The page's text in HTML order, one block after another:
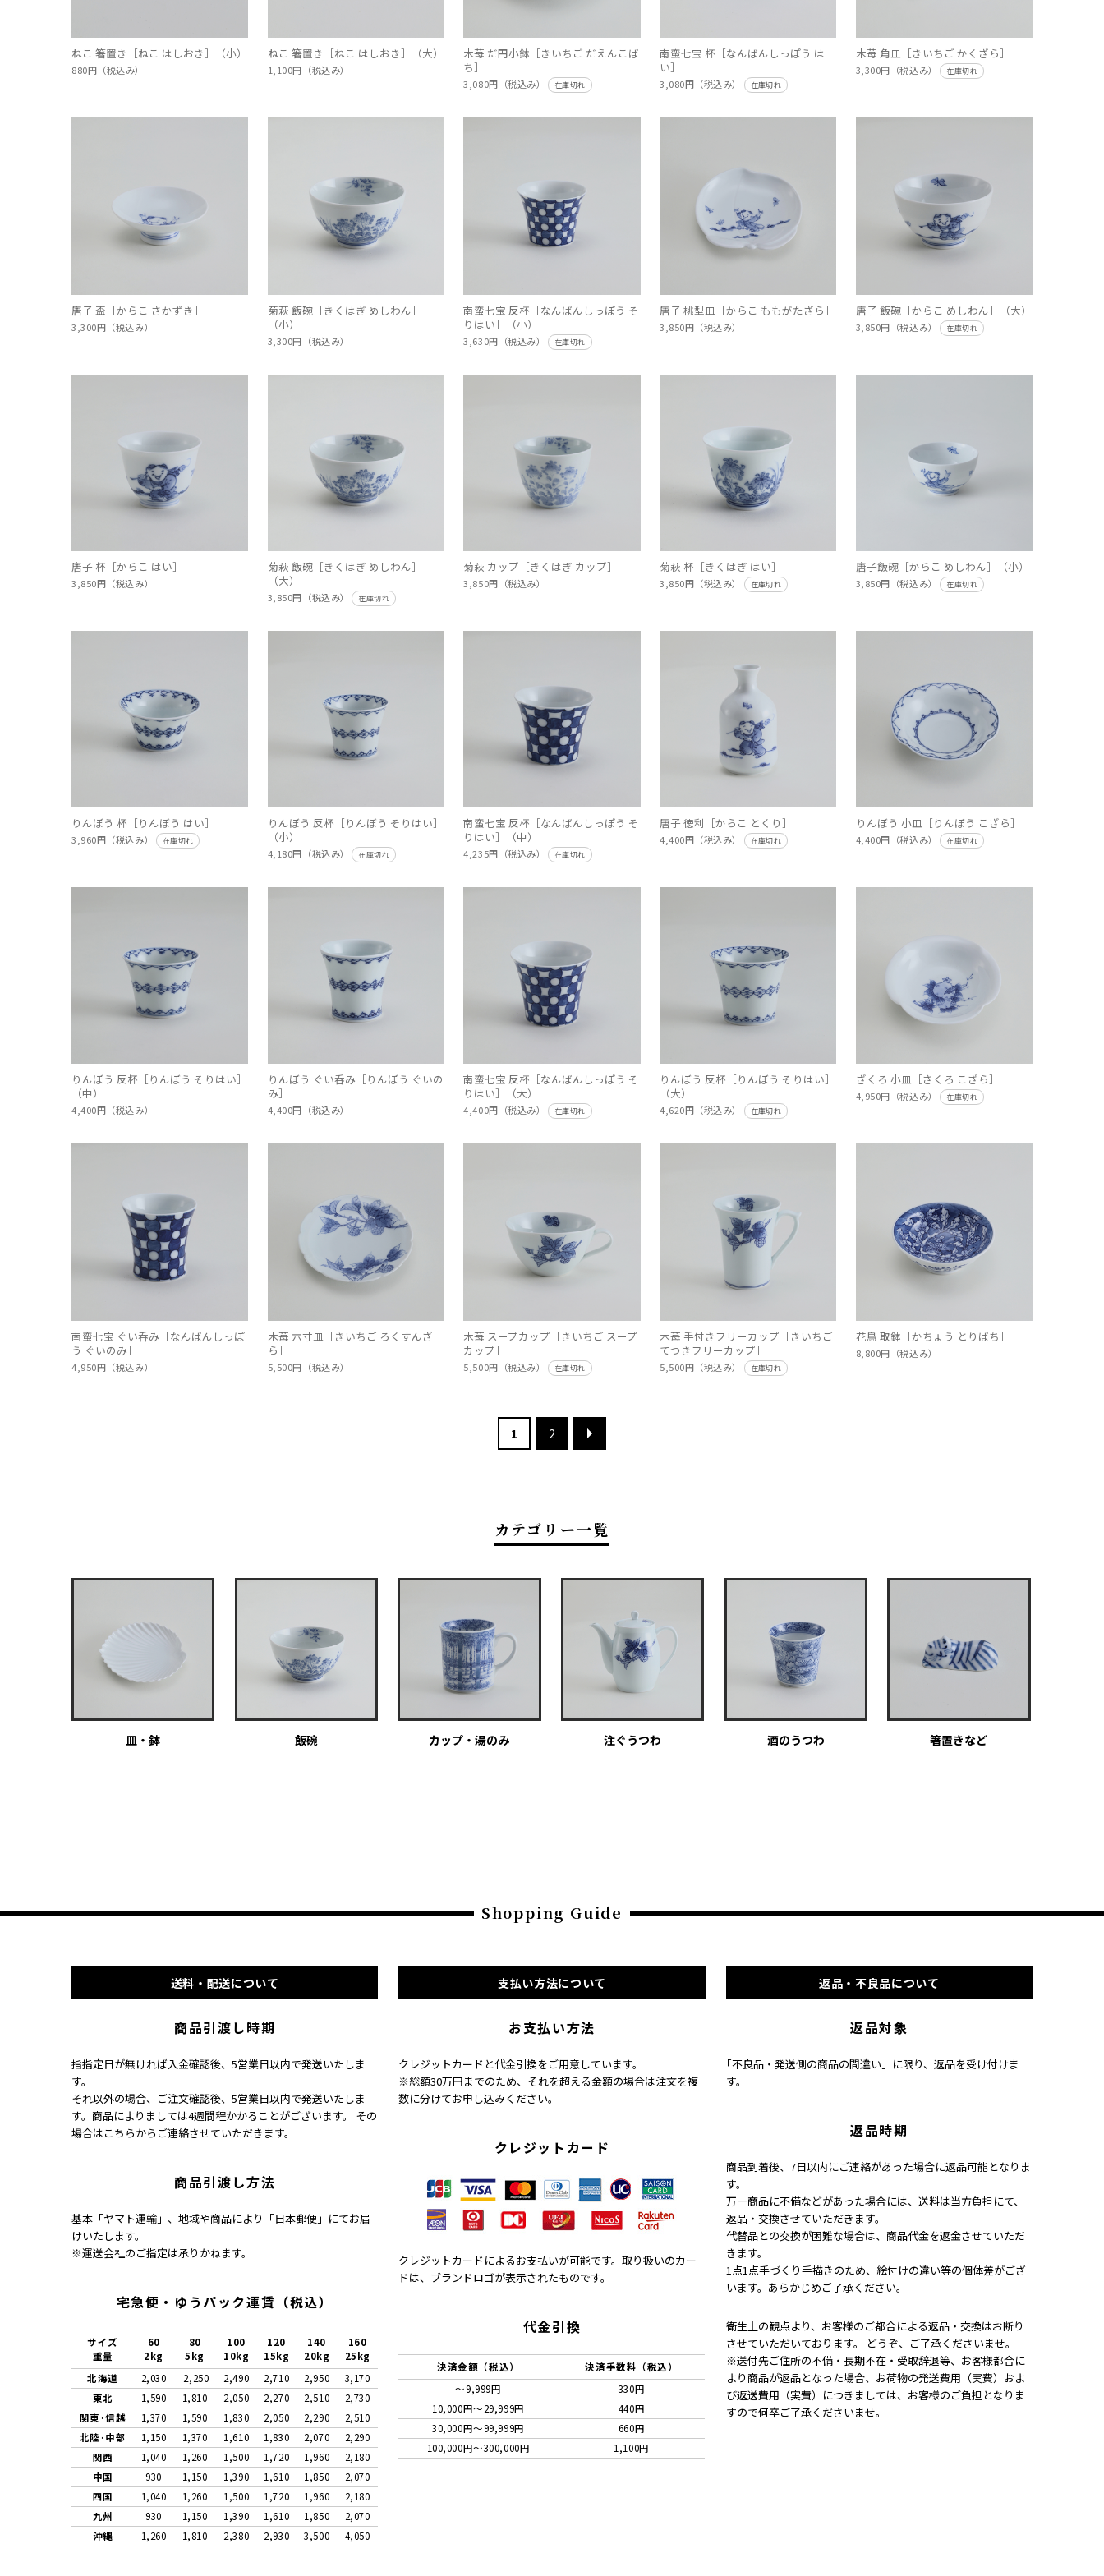
ねこ 箸置き［ねこ はしおき］（小）
880円（税込み）
ねこ 箸置き［ねこ はしおき］（大）
1,100円（税込み）
木苺 だ円小鉢［きいちご だえんこば
ち］
3,080円（税込み） 在庫切れ
南蛮七宝 杯［なんばんしっぽう は
い］
3,080円（税込み） 在庫切れ
木苺 角皿［きいちご かくざら］
3,300円（税込み） 在庫切れ
唐子 盃［からこ さかずき］
3,300円（税込み）
菊萩 飯碗［きくはぎ めしわん］
（小）
3,300円（税込み）
南蛮七宝 反杯［なんばんしっぽう そ
りはい］（小）
3,630円（税込み） 在庫切れ
唐子 桃型皿［からこ ももがたざら］
3,850円（税込み）
唐子 飯碗［からこ めしわん］（大）
3,850円（税込み） 在庫切れ
唐子 杯［からこ はい］
3,850円（税込み）
菊萩 飯碗［きくはぎ めしわん］
（大）
3,850円（税込み） 在庫切れ
菊萩 カップ［きくはぎ カップ］
3,850円（税込み）
菊萩 杯［きくはぎ はい］
3,850円（税込み） 在庫切れ
唐子飯碗［からこ めしわん］（小）
3,850円（税込み） 在庫切れ
りんぼう 杯［りんぼう はい］
3,960円（税込み） 在庫切れ
りんぼう 反杯［りんぼう そりはい］
（小）
4,180円（税込み） 在庫切れ
南蛮七宝 反杯［なんばんしっぽう そ
りはい］（中）
4,235円（税込み） 在庫切れ
唐子 徳利［からこ とくり］
4,400円（税込み） 在庫切れ
りんぼう 小皿［りんぼう こざら］
4,400円（税込み） 在庫切れ
りんぼう 反杯［りんぼう そりはい］
（中）
4,400円（税込み）
りんぼう ぐい呑み［りんぼう ぐいの
み］
4,400円（税込み）
南蛮七宝 反杯［なんばんしっぽう そ
りはい］（大）
4,400円（税込み） 在庫切れ
りんぼう 反杯［りんぼう そりはい］
（大）
4,620円（税込み） 在庫切れ
ざくろ 小皿［さくろ こざら］
4,950円（税込み） 在庫切れ
南蛮七宝 ぐい呑み［なんばんしっぽ
う ぐいのみ］
4,950円（税込み）
木苺 六寸皿［きいちご ろくすんざ
ら］
5,500円（税込み）
木苺 スープカップ［きいちご スープ
カップ］
5,500円（税込み） 在庫切れ
木苺 手付きフリーカップ［きいちご
てつきフリーカップ］
5,500円（税込み） 在庫切れ
花鳥 取鉢［かちょう とりばち］
8,800円（税込み）
1 2
カテゴリー一覧
皿・鉢 飯碗 カップ・湯のみ 注ぐうつわ 酒のうつわ 箸置きなど
Shopping Guide
送料・配送について
商品引渡し時期
指指定日が無ければ入金確認後、5営業日以内で発送いたしま
す。
それ以外の場合、ご注文確認後、5営業日以内で発送いたしま
す。商品によりましては4週間程かかることがございます。 その
場合はこちらからご連絡させていただきます。
商品引渡し方法
基本「ヤマト運輸」、地域や商品により「日本郵便」にてお届
けいたします。
※運送会社のご指定は承りかねます。
宅急便・ゆうパック運賃（税込）
サイズ
重量
60
2kg
80
5kg
100
10kg
120
15kg
140
20kg
160
25kg
北海道
2,030 2,250 2,490 2,710 2,950
3,170
東北
1,590 1,810 2,050 2,270 2,510
2,730
関東･信越
1,370 1,590 1,830 2,050 2,290
2,510
北陸･中部
1,150 1,370 1,610 1,830 2,070
2,290
関西
1,040 1,260 1,500 1,720 1,960
2,180
中国
930 1,150 1,390 1,610 1,850
2,070
四国
1,040 1,260 1,500 1,720 1,960
2,180
九州
930 1,150 1,390 1,610 1,850
2,070
沖縄
1,260 1,810 2,380 2,930 3,500 4,050
支払い方法について
お支払い方法
クレジットカードと代金引換をご用意しています。
※総額30万円までのため、それを超える金額の場合は注文を複
数に分けてお申し込みください。
クレジットカード
クレジットカードによるお支払いが可能です。取り扱いのカー
ドは、ブランドロゴが表示されたものです。
代金引換
決済金額（税込）
決済手数料（税込）
～9,999円
330円
10,000円〜29,999円
440円
30,000円〜99,999円
660円
100,000円〜300,000円
1,100円
返品・不良品について
返品対象
｢不良品・発送側の商品の間違い」に限り、返品を受け付けま
す。
返品時期
商品到着後、7日以内にご連絡があった場合に返品可能となりま
す。
万一商品に不備などがあった場合には、送料は当方負担にて、
返品・交換させていただきます。
代替品との交換が困難な場合は、商品代金を返金させていただ
きます。
1点1点手づくり手描きのため、絵付けの違い等の個体差がござ
います。あらかじめご了承ください。
衛生上の観点より、お客様のご都合による返品・交換はお断り
させていただいております。 どうぞ、ご了承くださいませ。
※送付先ご住所の不備・長期不在・受取辞退等、お客様都合に
より商品が返品となった場合、お荷物の発送費用（実費）およ
び返送費用（実費）につきましては、お客様のご負担となりま
すので何卒ご了承くださいませ。